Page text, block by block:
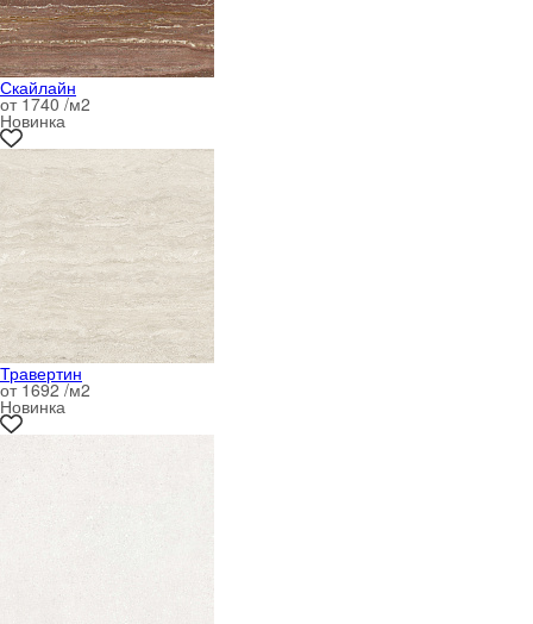
Скайлайн
от 1740 /м2
Новинка
Травертин
от 1692 /м2
Новинка